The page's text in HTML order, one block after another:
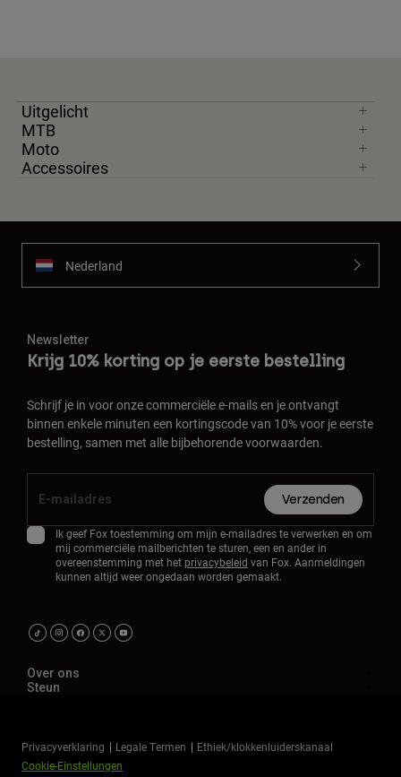
Uitgelicht
MTB
Moto
Accessoires
Nederland
Newsletter
Krijg 10% korting op je eerste bestelling
Schrijf je in voor onze commerciële e-mails en je ontvangt
binnen enkele minuten een kortingscode van 10% voor je eerste
bestelling, samen met alle bijbehorende voorwaarden.
Verzenden
Ik geef Fox toestemming om mijn e-mailadres te verwerken en om
mij commerciële mailberichten te sturen, een en ander in
overeenstemming met het privacybeleid van Fox. Aanmeldingen
kunnen altijd weer ongedaan worden gemaakt.
Over ons
Steun
Privacyverklaring Legale Termen
Ethiek/klokkenluiderskanaal
Cookie-Einstellungen